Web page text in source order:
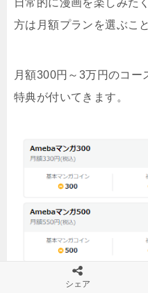
方は月額プランを選ぶこ
月額300円～3万円のコー
特典が付いてきます。
シェア